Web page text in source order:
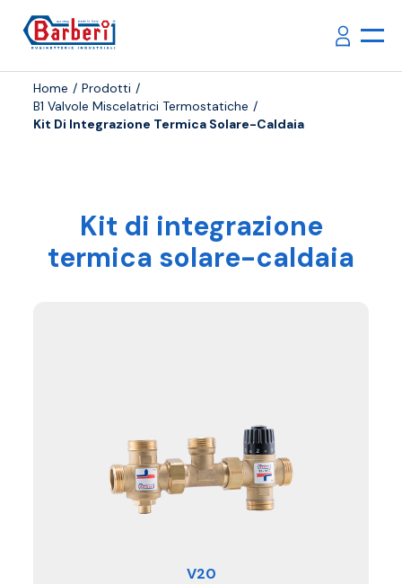
Home
Prodotti
B1 Valvole Miscelatrici Termostatiche
Kit Di Integrazione Termica Solare-Caldaia
Kit di integrazione
termica solare-caldaia
V20